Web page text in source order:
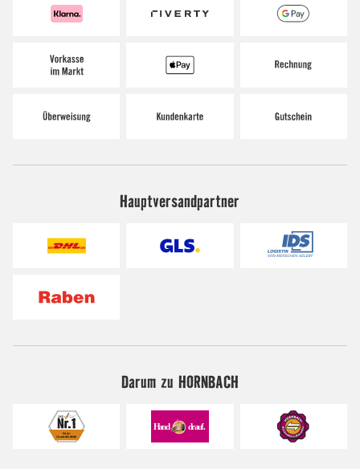
Hauptversandpartner
Darum zu HORNBACH